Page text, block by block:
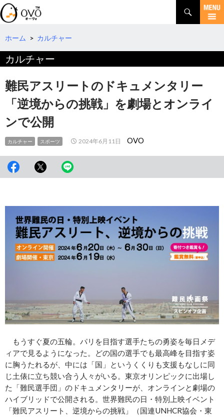
検
索
コ
テ
ツ
へ
移
動
ホーム > カルチャー
カルチャー
難民アスリートのドキュメンタリー
「逆境からの挑戦」を劇場とオンライ
ンで公開
カルチャー スポーツ 2024年6月11日 OVO
もうすぐ夏の五輪。パリを目指す選手たちの勇姿を毎日メデ
ィアで見るようになった。どの国の選手でも最高峰を目指す姿
に胸うたれるが、中には「国」というくくりも支援もなしに同
じ土俵に立ち競い合う人々がいる。東京オリンピックに出場し
た「難民選手団」のドキュメンタリーが、オンラインと劇場の
ハイブリッドで公開される。世界難民の日・特別上映イベント
「難民アスリート、逆境からの挑戦」（国連UNHCR協会・東